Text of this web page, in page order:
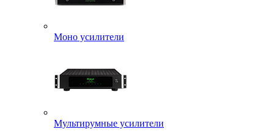
Моно усилители
Мультирумные усилители